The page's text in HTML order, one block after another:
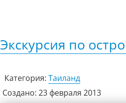
Экскурсия по
Категория: Таиланд
Создано: 23 февраля 2013